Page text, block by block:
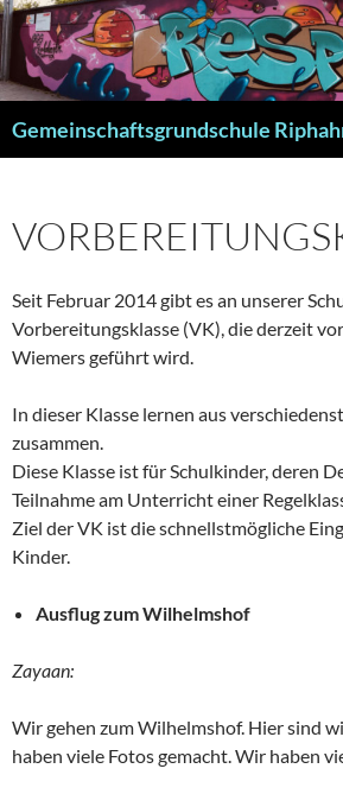
Zum
Inhalt
springen
Gemeinschaftsgrundschule
Seit Februar 2014 gibt es an unserer
Vorbereitungsklasse (VK), die derzeit
Wiemers geführt wird.
In dieser Klasse lernen aus
zusammen.
Diese Klasse ist für Schulkinder, deren
Teilnahme am Unterricht einer
Ziel der VK ist die schnellstmögliche
Kinder.
Ausflug zum Wilhelmshof
Zayaan:
Wir gehen zum Wilhelmshof. Hier sind
haben viele Fotos gemacht. Wir haben